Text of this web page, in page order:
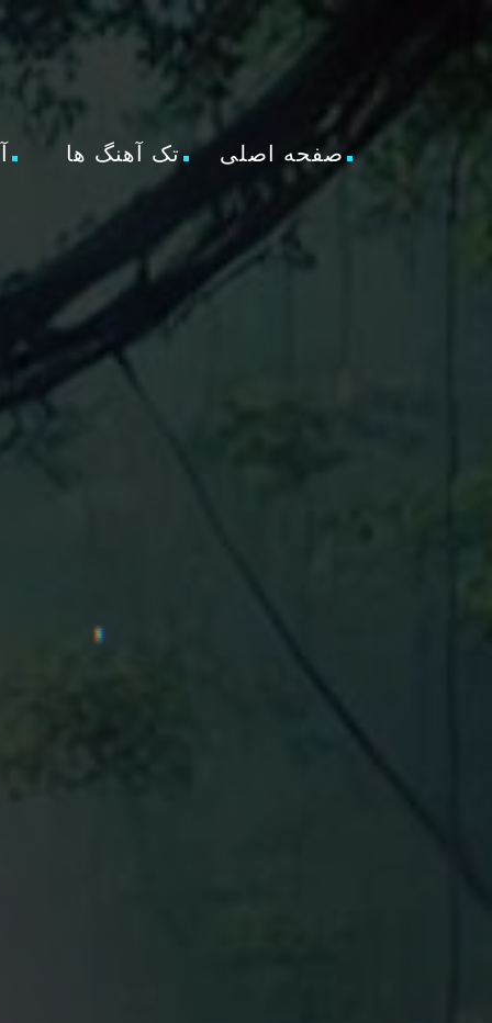
صفحه اصلی تک آهنگ ها